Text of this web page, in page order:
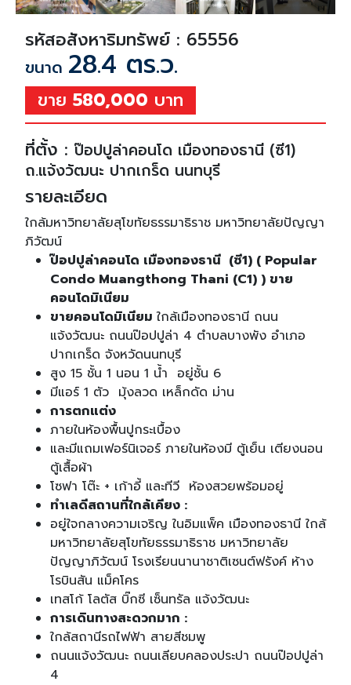
รหัสอสังหาริมทรัพย์ : 65556
ขนาด 28.4 ตร.ว.
ขาย 580,000 บาท
ที่ตั้ง : ป๊อปปูล่าคอนโด เมืองทองธานี (ซี1)
ถ.แจ้งวัฒนะ ปากเกร็ด นนทบุรี
รายละเอียด
ใกล้มหาวิทยาลัยสุโขทัยธรรมาธิราช มหาวิทยาลัยปัญญา
ภิวัฒน์
ป๊อปปูล่าคอนโด เมืองทองธานี (ซี1) ( Popular
Condo Muangthong Thani (C1) ) ขาย
คอนโดมิเนียม
ขายคอนโดมิเนียมใกล้เมืองทองธานี ถนน
แจ้งวัฒนะ ถนนป๊อปปูล่า 4 ตำบลบางพัง อำเภอ
ปากเกร็ด จังหวัดนนทบุรี
สูง 15 ชั้น 1 นอน 1 น้ำ อยู่ชั้น 6
มีแอร์ 1 ตัว มุ้งลวด เหล็กดัด ม่าน
การตกแต่ง
ภายในห้องพื้นปูกระเบื้อง
และมีแถมเฟอร์นิเจอร์ ภายในห้องมี ตู้เย็น เตียงนอน
ตู้เสื้อผ้า
โซฟา โต๊ะ + เก้าอี้ และทีวี ห้องสวยพร้อมอยู่
ทำเลดีสถานที่ใกล้เคียง :
อยู่ใจกลางความเจริญ ในอิมแพ็ค เมืองทองธานี ใกล้
มหาวิทยาลัยสุโขทัยธรรมาธิราช มหาวิทยาลัย
ปัญญาภิวัฒน์ โรงเรียนนานาชาติเซนต์ฟรังค์ ห้าง
โรบินสัน แม็คโคร
เทสโก้ โลตัส บิ๊กซี เซ็นทรัล แจ้งวัฒนะ
การเดินทางสะดวกมาก :
ใกล้สถานีรถไฟฟ้า สายสีชมพู
ถนนแจ้งวัฒนะ ถนนเลียบคลองประปา ถนนป๊อปปูล่า
4